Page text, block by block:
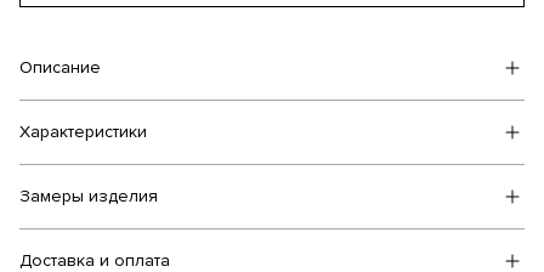
Описание
Характеристики
Замеры изделия
Доставка и оплата